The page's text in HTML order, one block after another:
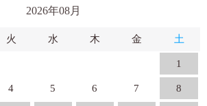
2026年08月
火 水 木 金 土
1
4 5 6 7 8